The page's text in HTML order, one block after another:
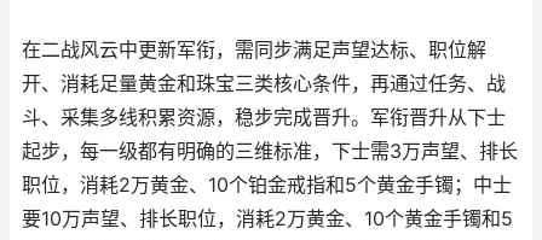
在二战风云中更新军衔，需同步满足声望达标、职位解
开、消耗足量黄金和珠宝三类核心条件，再通过任务、战
斗、采集多线积累资源，稳步完成晋升。军衔晋升从下士
起步，每一级都有明确的三维标准，下士需3万声望、排长
职位，消耗2万黄金、10个铂金戒指和5个黄金手镯；中士
要10万声望、排长职位，消耗2万黄金、10个黄金手镯和5